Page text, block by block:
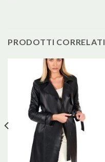
PRODOTTI CORRELATI